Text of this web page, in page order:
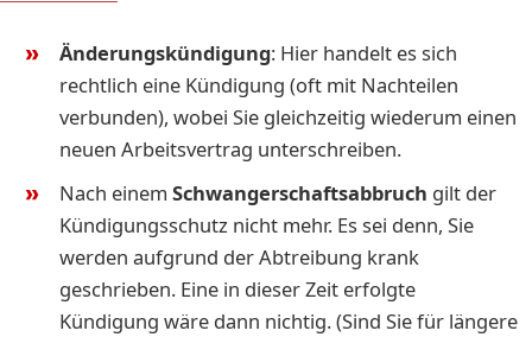
Änderungskündigung: Hier handelt es sich
rechtlich eine Kündigung (oft mit Nachteilen
verbunden), wobei Sie gleichzeitig wiederum einen
neuen Arbeitsvertrag unterschreiben.
Nach einem Schwangerschaftsabbruch gilt der
Kündigungsschutz nicht mehr. Es sei denn, Sie
werden aufgrund der Abtreibung krank
geschrieben. Eine in dieser Zeit erfolgte
Kündigung wäre dann nichtig. (Sind Sie für längere